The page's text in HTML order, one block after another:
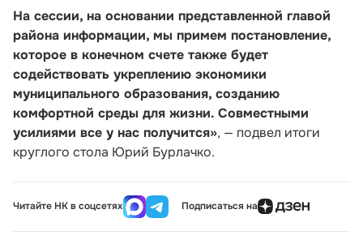
На сессии, на основании представленной главой
района информации, мы примем постановление,
которое в конечном счете также будет
содействовать укреплению экономики
муниципального образования, созданию
комфортной среды для жизни. Совместными
усилиями все у нас получится», — подвел итоги
круглого стола Юрий Бурлачко.
Читайте НК в соцсетях Подписаться на